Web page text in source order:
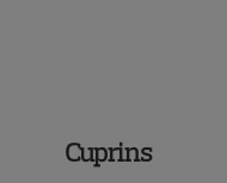
Cuprins